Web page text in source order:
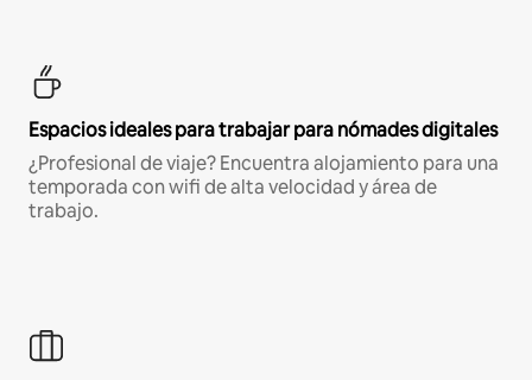
Espacios ideales para trabajar para nómades digitales
¿Profesional de viaje? Encuentra alojamiento para una
temporada con wifi de alta velocidad y área de
trabajo.